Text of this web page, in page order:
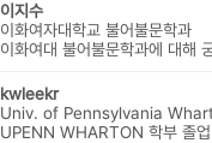
이지수
이화여자대학교 불어불문학과
kwleekr
Univ. of Pennsylvania